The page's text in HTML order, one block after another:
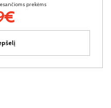
prekėms